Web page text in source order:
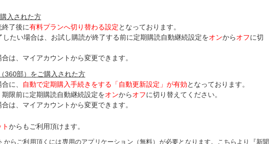
入された方
了後に有料プランへ切り替わる設定となっております。
たい場合は、お試し購読が終了する前に定期購読自動継続設定をオンからオフに切
は、マイアカウントから変更できます。
360部）をご購入された方
に、
自動で定期購入手続きをする「自動更新設定」が有効となっております。
限前に定期購読自動継続設定をオンからオフに切り替えてください。
は、マイアカウントから変更できます。
からもご利用頂けます。
からご利用頂くには専用のアプリケーション（無料）が必要となります。 こちらより『新聞